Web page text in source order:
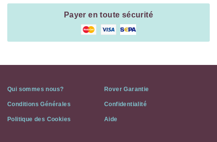
Payer en toute sécurité
Qui sommes nous? Rover Garantie
Conditions Générales Confidentialité
Politique des Cookies Aide